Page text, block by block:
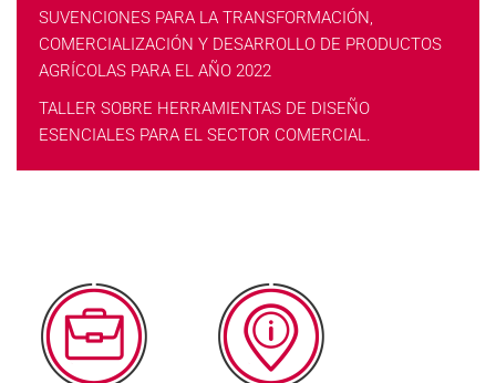
SUVENCIONES PARA LA TRANSFORMACIÓN,
COMERCIALIZACIÓN Y DESARROLLO DE PRODUCTOS
AGRÍCOLAS PARA EL AÑO 2022
TALLER SOBRE HERRAMIENTAS DE DISEÑO
ESENCIALES PARA EL SECTOR COMERCIAL.